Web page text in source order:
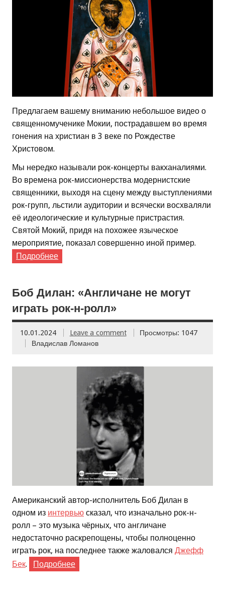
Предлагаем вашему вниманию небольшое видео о
священномученике Мокии, пострадавшем во время
гонения на христиан в 3 веке по Рождестве
Христовом.
Мы нередко называли рок-концерты вакханалиями.
Во времена рок-миссионерства модернистские
священники, выходя на сцену между выступлениями
рок-групп, льстили аудитории и всячески восхваляли
её идеологические и культурные пристрастия.
Святой Мокий, придя на похожее языческое
мероприятие, показал совершенно иной пример.
Подробнее
Боб Дилан: «Англичане не могут
играть рок-н-ролл»
10.01.2024 Leave a comment
Просмотры: 1047
Владислав Ломанов
Американский автор-исполнитель Боб Дилан в
одном из интервью сказал, что изначально рок-н-
ролл – это музыка чёрных, что англичане
недостаточно раскрепощены, чтобы полноценно
играть рок, на последнее также жаловался Джефф
Бек. Подробнее